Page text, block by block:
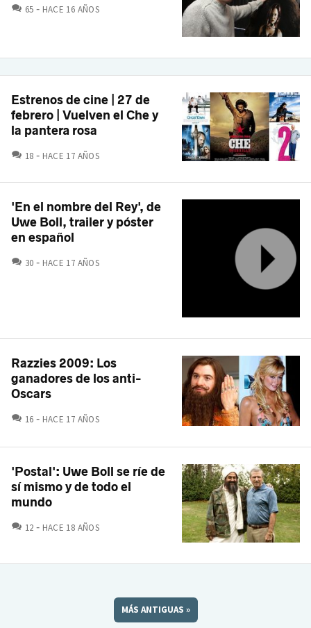
65 COMENTARIOS
HACE 16 AÑOS
Estrenos de cine | 27 de
febrero | Vuelven el Che y
la pantera rosa
18 COMENTARIOS
HACE 17 AÑOS
'En el nombre del Rey', de
Uwe Boll, trailer y póster
en español
30 COMENTARIOS
HACE 17 AÑOS
Razzies 2009: Los
ganadores de los anti-
Oscars
16 COMENTARIOS
HACE 17 AÑOS
'Postal': Uwe Boll se ríe de
sí mismo y de todo el
mundo
12 COMENTARIOS
HACE 18 AÑOS
MÁS ANTIGUAS »